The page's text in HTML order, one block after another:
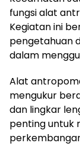
fungsi alat
Kegiatan ini
pengetahuan
dalam
Alat
mengukur
dan lingkar
penting untuk